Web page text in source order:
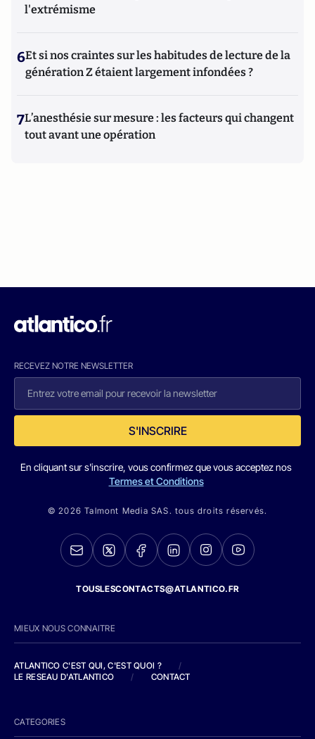
l'extrémisme
6Et si nos craintes sur les habitudes de lecture de la
génération Z étaient largement infondées ?
7L’anesthésie sur mesure : les facteurs qui changent
tout avant une opération
RECEVEZ NOTRE NEWSLETTER
S'INSCRIRE
En cliquant sur s'inscrire, vous confirmez que vous acceptez nos
Termes et Conditions
© 2026 Talmont Media SAS. tous droits réservés.
TOUSLESCONTACTS@ATLANTICO.FR
MIEUX NOUS CONNAITRE
ATLANTICO C'EST QUI, C'EST QUOI ?
/
LE RESEAU D'ATLANTICO
/ CONTACT
CATEGORIES